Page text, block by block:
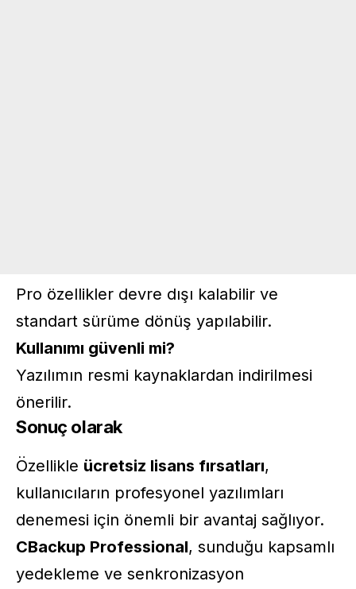
Pro özellikler devre dışı kalabilir ve
standart sürüme dönüş yapılabilir.
Kullanımı güvenli mi?
Yazılımın resmi kaynaklardan indirilmesi
önerilir.
Sonuç olarak
Özellikle ücretsiz lisans fırsatları,
kullanıcıların profesyonel yazılımları
denemesi için önemli bir avantaj sağlıyor.
CBackup Professional, sunduğu kapsamlı
yedekleme ve senkronizasyon